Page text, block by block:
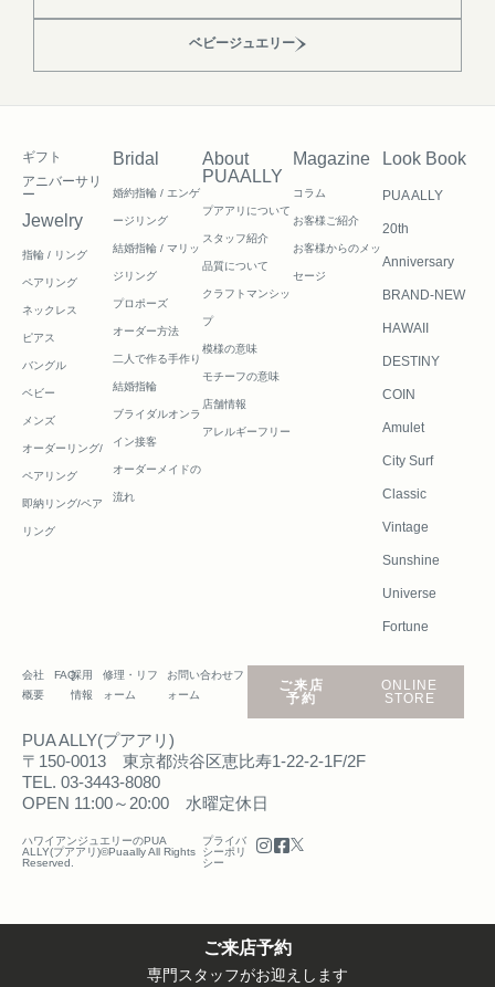
ベビージュエリー
ギフト
アニバーサリ
ー
Jewelry
指輪 / リング
ペアリング
ネックレス
ピアス
バングル
ベビー
メンズ
オーダーリング/
ペアリング
即納リング/ペア
リング
Bridal
婚約指輪 / エンゲ
ージリング
結婚指輪 / マリッ
ジリング
プロポーズ
オーダー方法
二人で作る手作り
結婚指輪
ブライダルオンラ
イン接客
オーダーメイドの
流れ
About
PUAALLY
プアアリについて
スタッフ紹介
品質について
クラフトマンシッ
プ
模様の意味
モチーフの意味
店舗情報
アレルギーフリー
Magazine
コラム
お客様ご紹介
お客様からのメッ
セージ
Look Book
PUA ALLY
20th
Anniversary
BRAND-NEW
HAWAII
DESTINY
COIN
Amulet
City Surf
Classic
Vintage
Sunshine
Universe
Fortune
会社
概要
FAQ採用
情報
修理・リフ
ォーム
お問い合わせフ
ォーム
ご来店
予約
ONLINE
STORE
PUA ALLY(プアアリ)
〒150-0013 東京都渋谷区恵比寿1-22-2-1F/2F
TEL. 03-3443-8080
OPEN 11:00～20:00 水曜定休日
ハワイアンジュエリーのPUA
ALLY(プアアリ)©Puaally All Rights
Reserved.
プライバ
シーポリ
シー
ご来店予約
専門スタッフがお迎えします